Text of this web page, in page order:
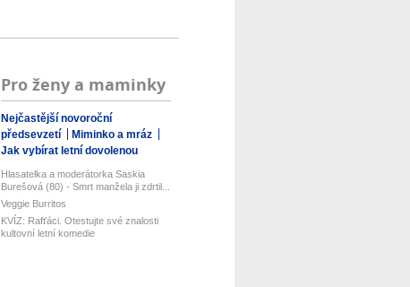
Pro ženy a maminky
Nejčastější novoroční
předsevzetí
Miminko a mráz
Jak vybírat letní dovolenou
Hlasatelka a moderátorka Saskia
Burešová (80) - Smrt manžela ji zdrtil...
Veggie Burritos
KVÍZ: Rafťáci. Otestujte své znalosti
kultovní letní komedie